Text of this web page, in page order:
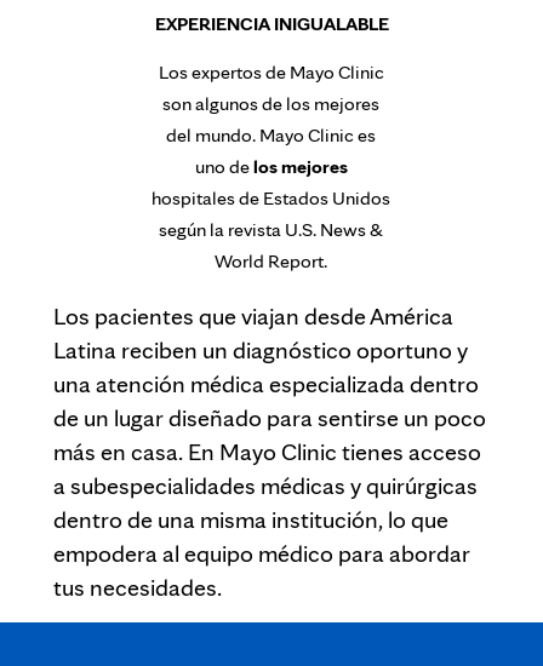
EXPERIENCIA INIGUALABLE
Los expertos de Mayo Clinic
son algunos de los mejores
del mundo. Mayo Clinic es
uno delos mejores
hospitales de Estados Unidos
según la revista U.S. News &
World Report.
Los pacientes que viajan desde América
Latina reciben un diagnóstico oportuno y
una atención médica especializada dentro
de un lugar diseñado para sentirse un poco
más en casa. En Mayo Clinic tienes acceso
a subespecialidades médicas y quirúrgicas
dentro de una misma institución, lo que
empodera al equipo médico para abordar
tus necesidades.